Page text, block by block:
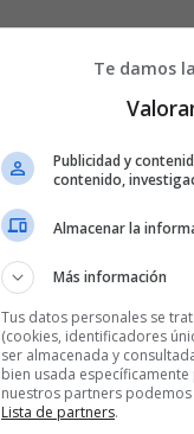
Te damos
Publicidad y
contenido,
Almacenar la
Más información
Tus datos personales se
(cookies, identificadores
ser almacenada y
bien usada
nuestros partners
Lista de partners.